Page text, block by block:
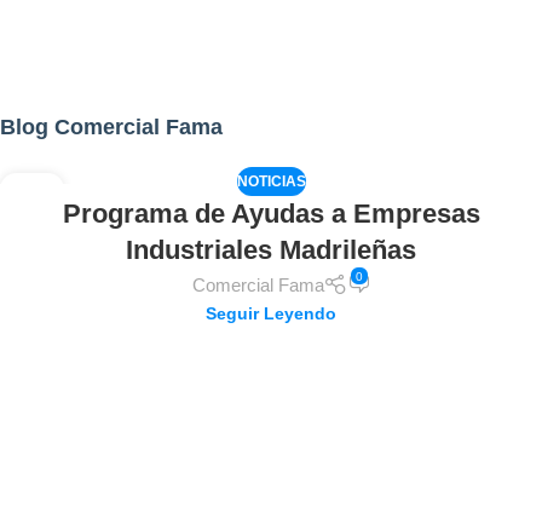
Blog Comercial Fama
NOTICIAS
Programa de Ayudas a Empresas
Industriales Madrileñas
Comercial Fama 0
Seguir Leyendo